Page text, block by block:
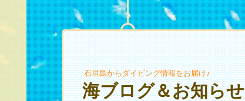
石垣島からダイビング情報をお届け♪
海ブログ＆お知らせ